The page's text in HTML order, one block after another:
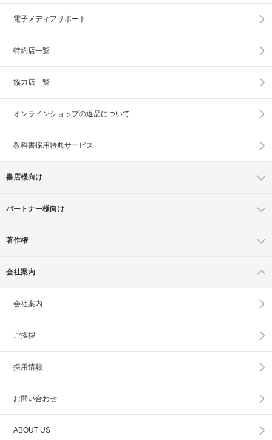
電子メディアサポート
特約店一覧
協力店一覧
オンラインショップの返品について
教科書採用特典サービス
書店様向け
パートナー様向け
著作権
会社案内
会社案内
ご挨拶
採用情報
お問い合わせ
ABOUT US